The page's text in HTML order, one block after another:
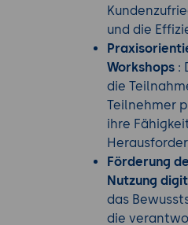
und die
Workshops:
die
Teilnehmer
ihre
Förderung
Nutzung
das
die